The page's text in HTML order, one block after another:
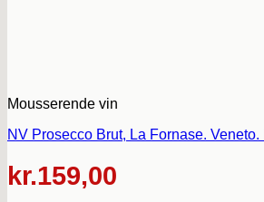
Mousserende vin
NV Prosecco Brut, La Fornase. Veneto.
kr.159,00